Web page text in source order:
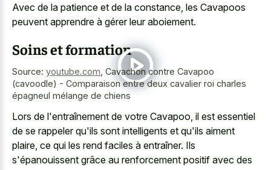
Avec de la patience et de la constance, les Cavapoos
peuvent apprendre à gérer leur aboiement.
Soins et formation
Source: youtube.com Cavachon contre Cavapoo
(cavoodle) - Comparaison entre deux cavalier roi charles
épagneul mélange de chiens
Lors de l'entraînement de votre Cavapoo, il est essentiel
de se rappeler qu'ils sont intelligents et qu'ils aiment
plaire, ce qui les rend faciles à entraîner. Ils
s'épanouissent grâce au renforcement positif avec des